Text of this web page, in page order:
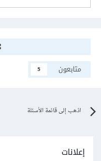
متابعون
5
اذهب إلى قائمة الأسئلة
إعلانات